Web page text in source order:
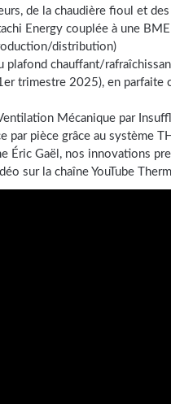
de la chaudière fioul et
Energy couplée à une
distribution)
plafond chauffant/
trimestre 2025), en parfaite
Mécanique par
par pièce grâce au système
Éric Gaël, nos innovations
sur la chaîne YouTube